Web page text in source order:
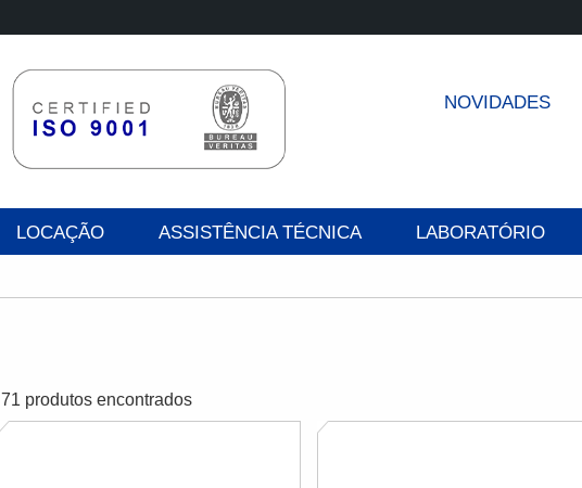
NOVIDADES
LOCAÇÃO ASSISTÊNCIA TÉCNICA LABORATÓRIO
71 produtos encontrados